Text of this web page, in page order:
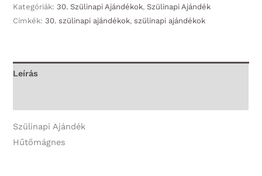
30.
Szülinapot!
Szülinapi
Kategóriák:30. Szülinapi Ajándékok,Szülinapi Ajándék
Címkék:30. szülinapi ajándékok,szülinapi ajándékok
Leírás
Szülinapi Ajándék
Hűtőmágnes